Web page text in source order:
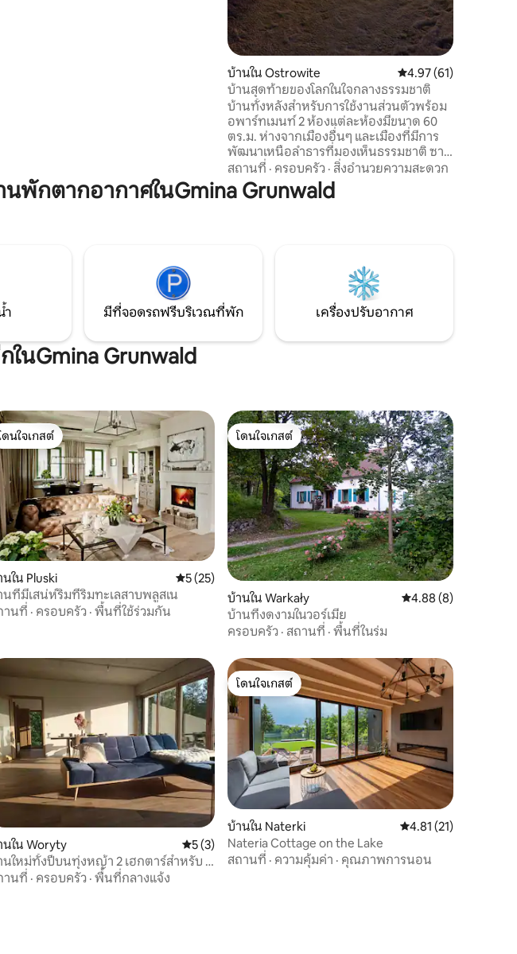
บ้านใน Ostrowite คะแนนเฉลี่ย 4.97 จาก
4.97 (61)
บ้านสุดท้ายของโลกในใจกลางธรรมชาติ
บ้านทั้งหลังสำหรับการใช้งานส่วนตัวพร้อม
อพาร์ทเมนท์ 2 ห้องแต่ละห้องมีขนาด 60
ตร.ม. ห่างจากเมืองอื่นๆ และเมืองที่มีการ
พัฒนาเหนือลำธารที่มองเห็นธรรมชาติ ซาว
น่า และรัสกา บาเนีย ไม่จำกัด ไปทะเลสาบ
ดอมโบรวาเวลกา 2 กม. ไปชายหาดทรายใน
เลสวนที่มีท่าเรือ 4 กม. 20 กม. ไปยังเนินเขาดี
คุณจะพบร้านค้าที่มีของฝีมือท้องถิ่น มีซู
เปอร์มาร์เก็ตไดโนในดอมโบรฟน์
สถานที่ · ครอบครัว · สิ่งอำนวยความสะดวก
กตากอากาศในGmina Grunwald
ำ มีที่จอดรถฟรีบริเวณที่พัก เครื่องปรับอากาศ
นGmina Grunwald
5 จาก 5, 3 รีวิว
ดนใจเกสต์
ดนใจเกสต์
ใน Pluski คะแนนเฉลี่ย 5 จาก 5, 25 รีวิว
5 (25)
นที่มีเสน่ห์ริมที่ริมทะเลสาบพลูสเน
านที่ · ครอบครัว · พื้นที่ใช้ร่วมกัน
โดนใจเกสต์
โดนใจเกสต์
บ้านใน Warkały คะแนนเฉลี่ย 4.88 จาก
4.88 (8)
บ้านที่งดงามในวอร์เมีย
ครอบครัว · สถานที่ · พื้นที่ในร่ม
จาก 5, 10 รีวิว
นใน Woryty คะแนนเฉลี่ย 5 จาก 5, 3 รีวิว
5 (3)
นใหม่ทั้งปีบนทุ่งหญ้า 2 เฮกตาร์สำหรับ 8
านที่ · ครอบครัว · พื้นที่กลางแจ้ง
โดนใจเกสต์
โดนใจเกสต์
บ้านใน Naterki คะแนนเฉลี่ย 4.81 จาก
4.81 (21)
Nateria Cottage on the Lake
สถานที่ · ความคุ้มค่า · คุณภาพการนอน